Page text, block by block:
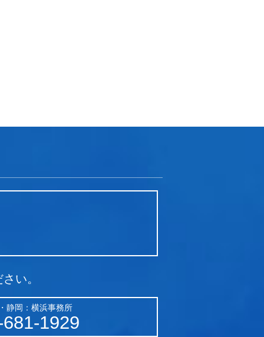
い。
静岡：横浜事務所
1929